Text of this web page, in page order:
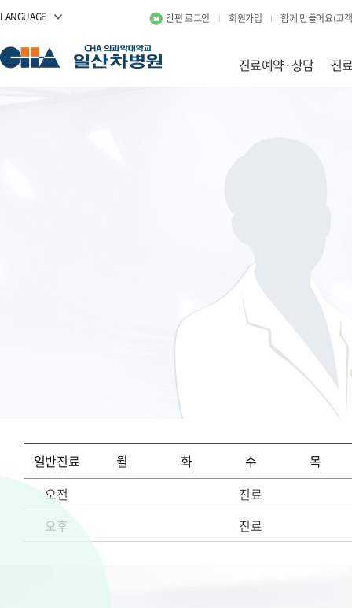
LANGUAGE 간편 로그인 회원가입 함께 만들어요(고
진료예약·상담 진
일반진료 월 화 수
목
오전
진료
오후
진료